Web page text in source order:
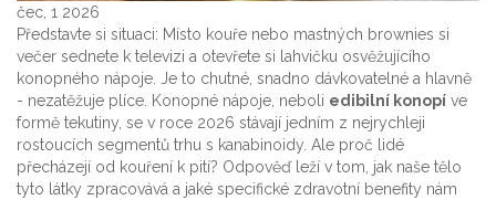
čec, 1 2026
Představte si situaci: Místo kouře nebo mastných brownies si
večer sednete k televizi a otevřete si lahvičku osvěžujícího
konopného nápoje. Je to chutné, snadno dávkovatelné a hlavně
- nezatěžuje plíce. Konopné nápoje, neboli edibilní konopí ve
formě tekutiny, se v roce 2026 stávají jedním z nejrychleji
rostoucích segmentů trhu s kanabinoidy. Ale proč lidé
přecházejí od kouření k pití? Odpověď leží v tom, jak naše tělo
tyto látky zpracovává a jaké specifické zdravotní benefity nám